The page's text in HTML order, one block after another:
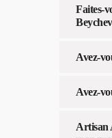
Faites-
Avez-
Avez-
Artisan